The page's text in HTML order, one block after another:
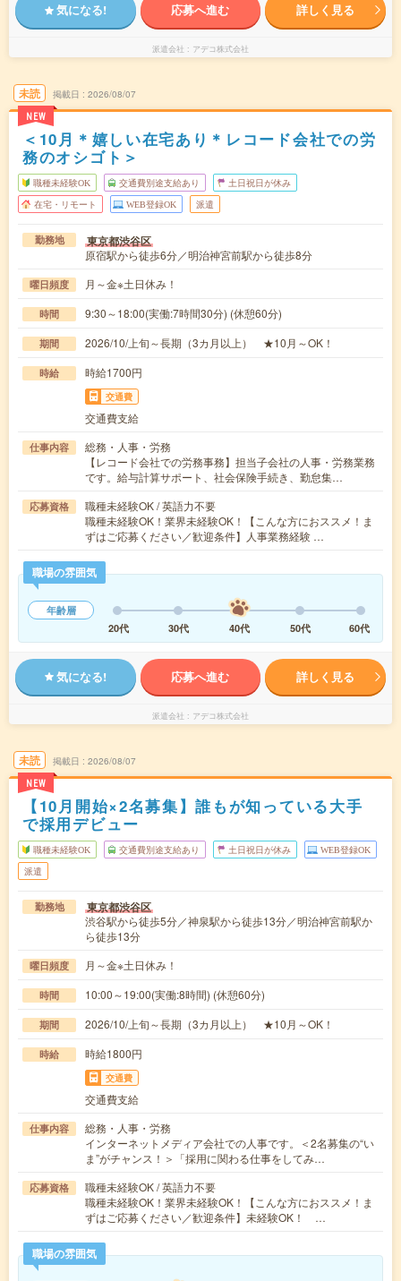
気になる! 応募へ進む 詳しく見る
派遣会社 アデコ株式会社
未読
NEW
掲載日 2026/08/07
＜10月＊嬉しい在宅あり＊レコード会社での労
務のオシゴト＞
職種未経験OK 交通費別途支給あり 土日祝日が休み
在宅・リモート WEB登録OK 派遣
勤務地 東京都渋谷区
原宿駅から徒歩6分／明治神宮前駅から徒歩8分
曜日頻度 月～金※土日休み！
時間 9:30～18:00(実働:7時間30分) (休憩60分)
期間 2026/10/上旬～長期（3カ月以上） ★10月～OK！
時給 時給1700円
交通費
交通費支給
仕事内容
総務・人事・労務
【レコード会社での労務事務】担当子会社の人事・労務業務
です。給与計算サポート、社会保険手続き、勤怠集…
応募資格
職種未経験OK / 英語力不要
職種未経験OK！業界未経験OK！【こんな方におススメ！ま
ずはご応募ください／歓迎条件】人事業務経験 …
職場の雰囲気
年齢層
20代
30代 40代 50代 60代
気になる! 応募へ進む 詳しく見る
派遣会社 アデコ株式会社
未読
NEW
掲載日 2026/08/07
【10月開始×2名募集】誰もが知っている大手
で採用デビュー
職種未経験OK 交通費別途支給あり 土日祝日が休み WEB登録OK
派遣
勤務地 東京都渋谷区
渋谷駅から徒歩5分／神泉駅から徒歩13分／明治神宮前駅か
ら徒歩13分
曜日頻度 月～金※土日休み！
時間 10:00～19:00(実働:8時間) (休憩60分)
期間 2026/10/上旬～長期（3カ月以上） ★10月～OK！
時給 時給1800円
交通費
交通費支給
仕事内容
総務・人事・労務
インターネットメディア会社での人事です。＜2名募集の“い
ま”がチャンス！＞「採用に関わる仕事をしてみ…
応募資格
職種未経験OK / 英語力不要
職種未経験OK！業界未経験OK！【こんな方におススメ！ま
ずはご応募ください／歓迎条件】未経験OK！ …
職場の雰囲気